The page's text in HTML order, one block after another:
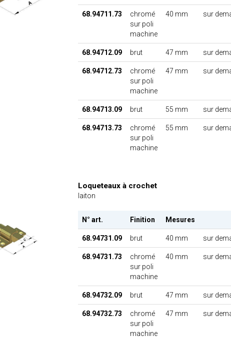
68.94711.73
chromé
sur poli
machine
40 mm sur
68.94712.09 brut 47 mm sur
68.94712.73
chromé
sur poli
machine
47 mm sur
68.94713.09 brut 55 mm sur
68.94713.73
chromé
sur poli
machine
55 mm sur
Loqueteaux à crochet
laiton
N° art. Finition Mesures
68.94731.09 brut 40 mm sur
68.94731.73
chromé
sur poli
machine
40 mm sur
68.94732.09 brut 47 mm sur
68.94732.73
chromé
sur poli
machine
47 mm sur